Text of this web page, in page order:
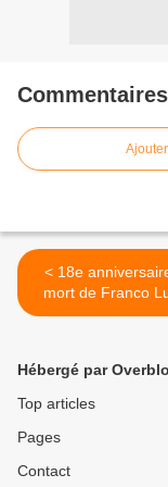
Commentaires
< 18e anniversaire de la
mort de Franco
Hébergé par
Top articles
Pages
Contact